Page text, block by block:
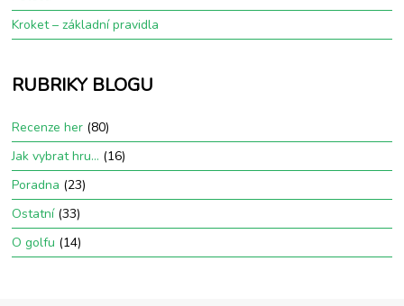
Kroket – základní pravidla
RUBRIKY BLOGU
Recenze her (80)
Jak vybrat hru… (16)
Poradna (23)
Ostatní(33)
O golfu (14)